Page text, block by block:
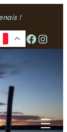
!
Facebook Instagram